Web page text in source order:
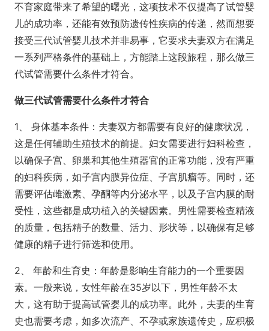
不育家庭带来了希望的曙光，这项技术不仅提高了试管婴
儿的成功率，还能有效预防遗传性疾病的传递，然而想要
接受三代试管婴儿技术并非易事，它要求夫妻双方在满足
一系列严格条件的基础上，方能踏上这段旅程，那么做三
代试管需要什么条件才符合。
做三代试管需要什么条件才符合
1、 身体基本条件：夫妻双方都需要有良好的健康状况，
这是任何辅助生殖技术的前提。妇女需要进行妇科检查，
以确保子宫、卵巢和其他生殖器官的正常功能，没有严重
的妇科疾病，如子宫内膜异位症、子宫肌瘤等。同时，还
需要评估雌激素、孕酮等内分泌水平，以及子宫内膜的耐
受性，这些都是成功植入的关键因素。男性需要检查精液
的质量，包括精子的数量、活力、形状等，以确保有足够
健康的精子进行筛选和使用。
2、 年龄和生育史：年龄是影响生育能力的一个重要因
素。一般来说，女性年龄在35岁以下，男性年龄不太
大，这有助于提高试管婴儿的成功率。此外，夫妻的生育
史也需要考虑，如多次流产、不孕或家族遗传史，应积极